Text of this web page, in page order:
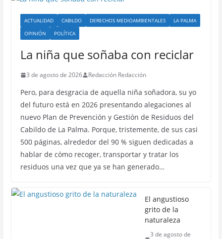
ACTUALIDAD CABILDO DERECHOS MEDIOAMBIENTALES
LA PALMA
OPINIÓN
POLÍTICA
La niña que soñaba con reciclar
3 de agosto de 2026 Redacción Redacción
Pero, para desgracia de aquella niña soñadora, su yo
del futuro está en 2026 presentando alegaciones al
nuevo Plan de Prevención y Gestión de Residuos del
Cabildo de La Palma. Porque, tristemente, de sus casi
500 páginas, alrededor del 90 % siguen dedicadas a
hablar de cómo recoger, transportar y tratar los
residuos una vez que ya se han generado…
El angustioso
grito de la
naturaleza
3 de agosto de